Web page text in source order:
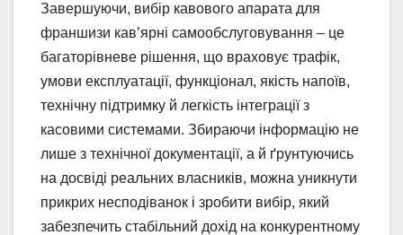
Завершуючи, вибір кавового апарата для
франшизи кав’ярні самообслуговування – це
багаторівневе рішення, що враховує трафік,
умови експлуатації, функціонал, якість напоїв,
технічну підтримку й легкість інтеграції з
касовими системами. Збираючи інформацію не
лише з технічної документації, а й ґрунтуючись
на досвіді реальних власників, можна уникнути
прикрих несподіванок і зробити вибір, який
забезпечить стабільний дохід на конкурентному